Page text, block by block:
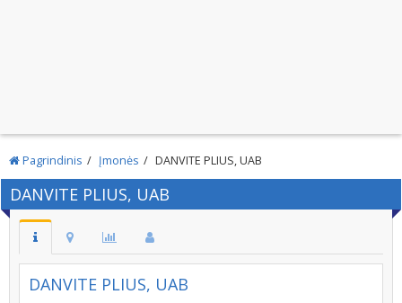
Pagrindinis Įmonės DANVITE PLIUS, UAB
DANVITE PLIUS, UAB
DANVITE PLIUS, UAB